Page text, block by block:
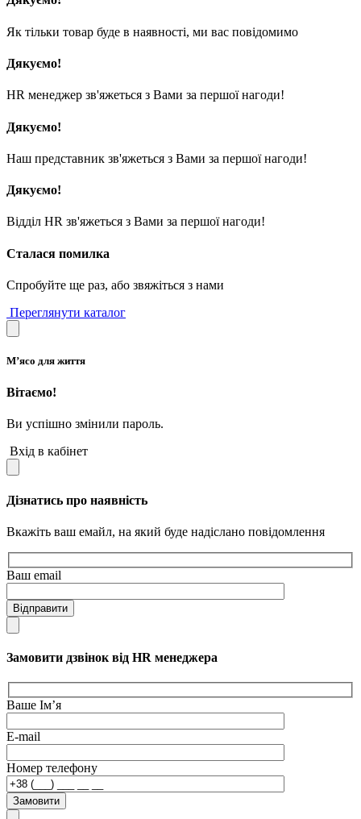
Як тільки товар буде в наявності, ми вас повідомимо
Дякуємо!
HR менеджер зв'яжеться з Вами за першої нагоди!
Дякуємо!
Наш представник зв'яжеться з Вами за першої нагоди!
Дякуємо!
Відділ HR зв'яжеться з Вами за першої нагоди!
Сталася помилка
Спробуйте ще раз, або звяжіться з нами
Переглянути каталог
М’ясо для життя
Вітаємо!
Ви успішно змінили пароль.
Вхід в кабінет
Дізнатись про наявність
Вкажіть ваш емайл, на який буде надіслано повідомлення
Ваш email
Відправити
Замовити дзвінок від HR менеджера
Ваше Ім’я
E-mail
Номер телефону
Замовити